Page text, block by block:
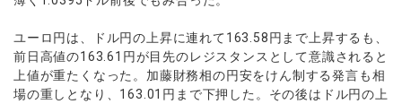
ユーロ円は、ドル円の上昇に連れて163.58円まで上昇するも、
前日高値の163.61円が目先のレジスタンスとして意識されると
上値が重たくなった。加藤財務相の円安をけん制する発言も相
場の重しとなり、163.01円まで下押した。その後はドル円の上